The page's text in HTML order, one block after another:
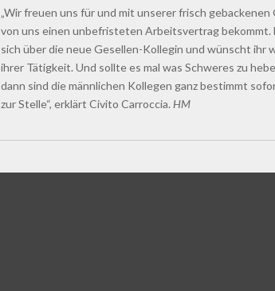
„Wir freuen uns für und mit unserer frisch gebackenen
von uns einen unbefristeten Arbeitsvertrag bekommt.
sich über die neue Gesellen-Kollegin und wünscht ihr
ihrer Tätigkeit. Und sollte es mal was Schweres zu
dann sind die männlichen Kollegen ganz bestimmt
zur Stelle“, erklärt Civito Carroccia. HM